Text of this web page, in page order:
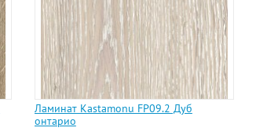
Ламинат Kastamonu FP09.2 Дуб
онтарио